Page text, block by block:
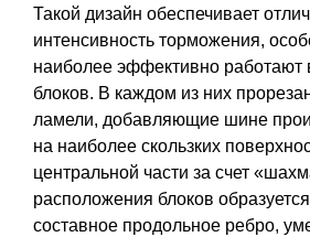
Такой дизайн обеспечивает
интенсивность торможения,
наиболее эффективно работают
блоков. В каждом из них
ламели, добавляющие шине
на наиболее скользких
центральной части за счет
расположения блоков
составное продольное ребро,